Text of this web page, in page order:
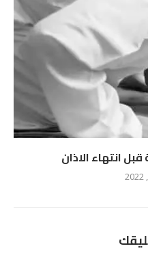
انتهاء الاذان